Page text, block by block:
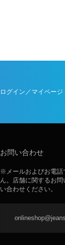
ログイン／マイページ
お問い合わせ
※メールおよびお電話
ん。店舗に関するお
い合わせください。